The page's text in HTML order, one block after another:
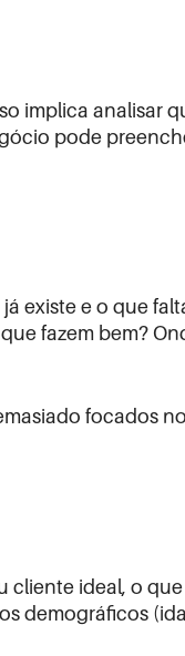
implica analisar
pode
existe e o que
fazem bem?
focados
ideal, o
demográficos